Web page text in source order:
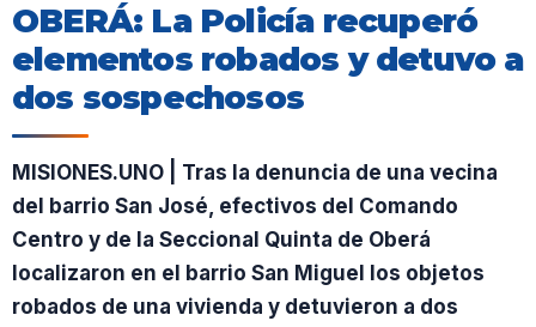
OBERÁ: La Policía recuperó
elementos robados y detuvo a
dos sospechosos
MISIONES.UNO | Tras la denuncia de una vecina
del barrio San José, efectivos del Comando
Centro y de la Seccional Quinta de Oberá
localizaron en el barrio San Miguel los objetos
robados de una vivienda y detuvieron a dos